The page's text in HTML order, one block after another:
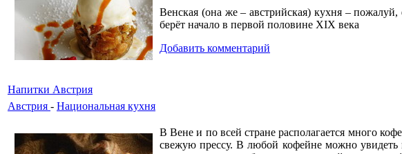
Венская (она же – австрийская) кухня – пожалуй,
берёт начало в первой половине XIX века
Добавить комментарий
Напитки Австрия
Австрия - Национальная кухня
В Вене и по всей стране располагается много
свежую прессу. В любой кофейне можно увидеть